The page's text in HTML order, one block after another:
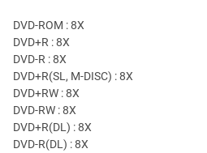
DVD-ROM : 8X
DVD+R : 8X
DVD-R : 8X
DVD+R(SL, M-DISC) : 8X
DVD+RW : 8X
DVD-RW : 8X
DVD+R(DL) : 8X
DVD-R(DL) : 8X